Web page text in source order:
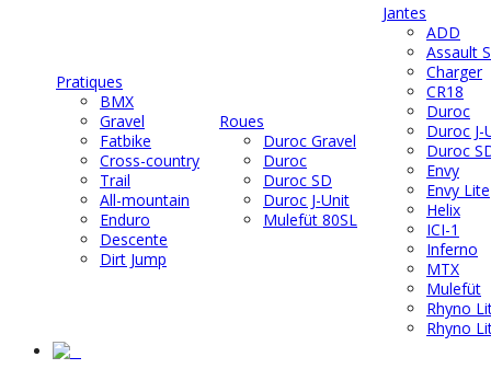
Pratiques
BMX
Gravel
Fatbike
Cross-country
Trail
All-mountain
Enduro
Descente
Dirt Jump
Roues
Duroc Gravel
Duroc
Duroc SD
Duroc J-Unit
Mulefüt 80SL
Jantes
ADD
Assault
Charger
CR18
Duroc
Duroc J-
Duroc
Envy
Envy Lite
Helix
ICI-1
Inferno
MTX
Mulefüt
Rhyno
Rhyno